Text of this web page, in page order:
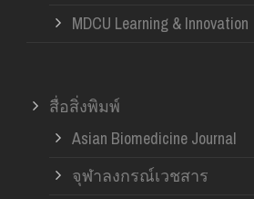
MDCU Learning & Innovation
สื่อสิ่งพิมพ์
Asian Biomedicine Journal
จุฬาลงกรณ์เวชสาร